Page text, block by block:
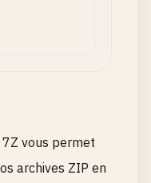
vous permet
archives ZIP en